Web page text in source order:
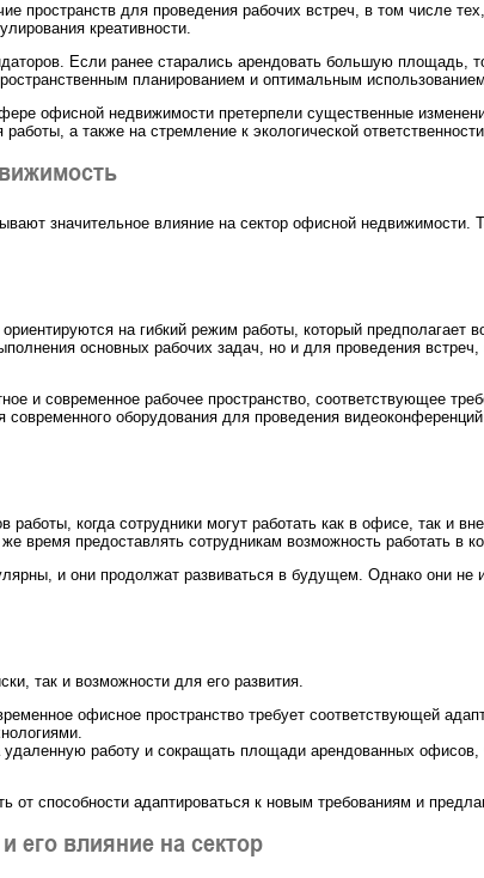
пространств для проведения рабочих встреч, в том числе
креативности.
Если ранее старались арендовать большую площадь,
планированием и оптимальным
офисной недвижимости претерпели существенные
а также на стремление к экологической
значительное влияние на сектор офисной недвижимости.
на гибкий режим работы, который предполагает
основных рабочих задач, но и для проведения
и современное рабочее пространство, соответствующее
оборудования для проведения
когда сотрудники могут работать как в офисе, так и
время предоставлять сотрудникам возможность работать в
и они продолжат развиваться в будущем. Однако они не
так и возможности для его развития.
офисное пространство требует соответствующей
работу и сокращать площади арендованных
от способности адаптироваться к новым требованиям и
влияние на сектор